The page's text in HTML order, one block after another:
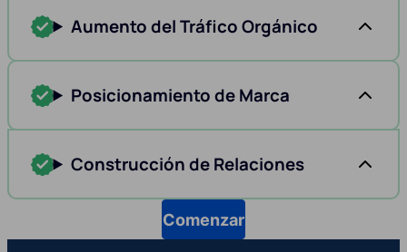
Aumento del Tráfico Orgánico
Posicionamiento de Marca
Construcción de Relaciones
Comenzar